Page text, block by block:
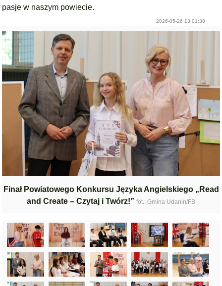
pasje w naszym powiecie.
2026-05-26 13:01:38
Finał Powiatowego Konkursu Języka Angielskiego „Read
and Create – Czytaj i Twórz!” fot.: Gmina Udanin/FB